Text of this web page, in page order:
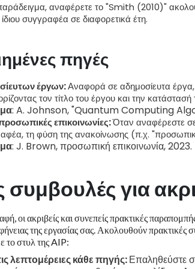
αναφέρετε το "Smith (2010)"
συγγραφέα σε διαφορετικά έτη.
πηγές
έργων:Αναφορά σε αδημοσίευτα έργα,
τον τίτλο του έργου και την
: A. Johnson, "Quantum Computing
επικοινωνίες:Όταν αναφέρεστε
τη φύση της ανακοίνωσης (π.χ.
: J. Brown, προσωπική επικοινωνία, 2023.
συμβουλές για
οι ακριβείς και συνεπείς πρακτικές
της εργασίας σας. Ακολουθούν πρακτικές
το στυλ της AIP:
λεπτομέρειες κάθε πηγής:Επαληθεύστε